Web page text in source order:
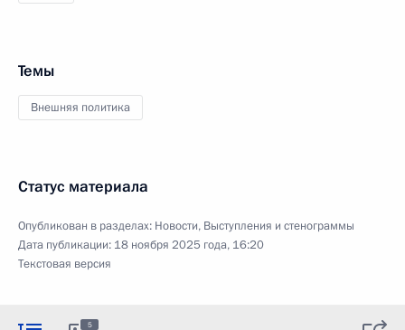
Темы
Внешняя политика
Статус материала
Опубликован в разделах: Новости, Выступления и стенограммы
Дата публикации: 18 ноября 2025 года, 16:20
Текстовая версия
5